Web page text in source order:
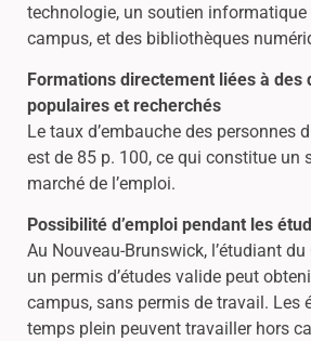
technologie, un soutien
campus, et des bibliothèques
Formations directement liées à des
populaires et recherchés
Le taux d’embauche des personnes
est de 85 p. 100, ce qui constitue un
marché de l’emploi.
Possibilité d’emploi pendant les
Au Nouveau-Brunswick, l’étudiant
un permis d’études valide peut
campus, sans permis de travail. Les
temps plein peuvent travailler hors